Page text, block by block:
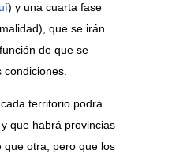
) y una cuarta fase
que se irán
de que se
territorio podrá
que habrá provincias
que otra, pero que los